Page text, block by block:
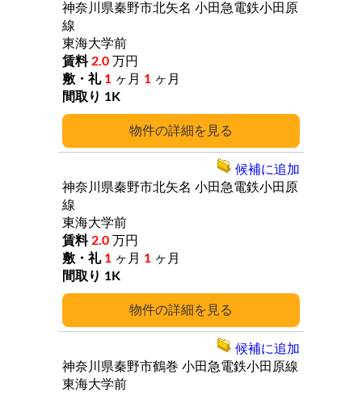
詳細
神奈川県秦野市北矢名 小田急電鉄小田原
線
東海大学前
2.0 万円
1 ヶ月 1 ヶ月
1K
詳細
神奈川県秦野市北矢名 小田急電鉄小田原
線
東海大学前
2.0 万円
1 ヶ月 1 ヶ月
1K
候補に追加
神奈川県秦野市鶴巻 小田急電鉄小田原線
東海大学前
候補に追加